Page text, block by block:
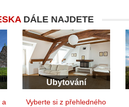
DÁLE NAJDETE
a
Ubytování
Vyberte si z přehledného